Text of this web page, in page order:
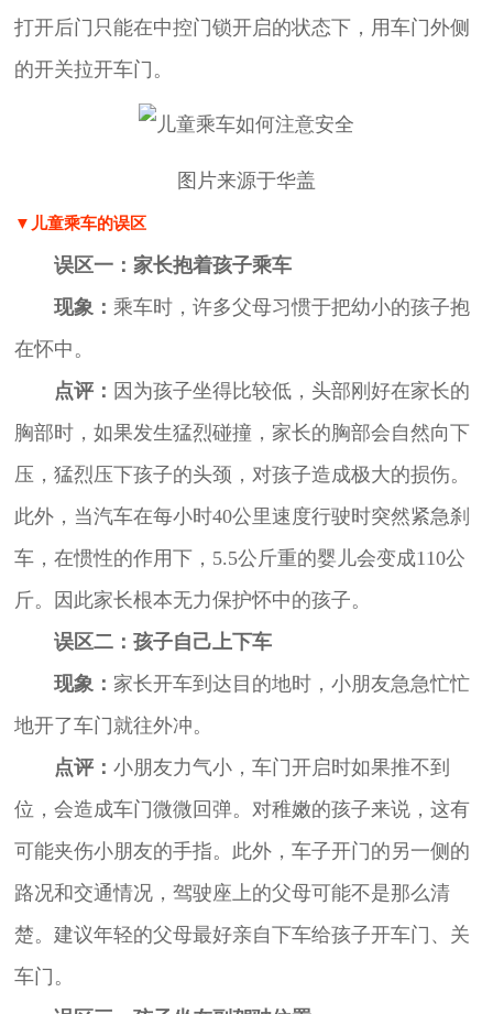
打开后门只能在中控门锁开启的状态下，用车门外侧
的开关拉开车门。
图片来源于华盖
▼儿童乘车的误区
误区一：家长抱着孩子乘车
现象： 乘车时，许多父母习惯于把幼小的孩子抱
在怀中。
点评： 因为孩子坐得比较低，头部刚好在家长的
胸部时，如果发生猛烈碰撞，家长的胸部会自然向下
压，猛烈压下孩子的头颈，对孩子造成极大的损伤。
此外，当汽车在每小时40公里速度行驶时突然紧急刹
车，在惯性的作用下，5.5公斤重的婴儿会变成110公
斤。因此家长根本无力保护怀中的孩子。
误区二：孩子自己上下车
现象： 家长开车到达目的地时，小朋友急急忙忙
地开了车门就往外冲。
点评： 小朋友力气小，车门开启时如果推不到
位，会造成车门微微回弹。对稚嫩的孩子来说，这有
可能夹伤小朋友的手指。此外，车子开门的另一侧的
路况和交通情况，驾驶座上的父母可能不是那么清
楚。建议年轻的父母最好亲自下车给孩子开车门、关
车门。